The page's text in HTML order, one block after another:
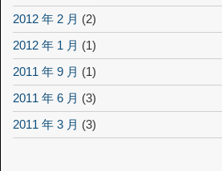
2012 年 2 月 (2)
2012 年 1 月 (1)
2011 年 9 月 (1)
2011 年 6 月 (3)
2011 年 3 月 (3)